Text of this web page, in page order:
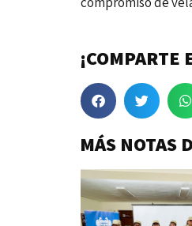
Pueblo
¡COMPARTE
MÁS NOTAS